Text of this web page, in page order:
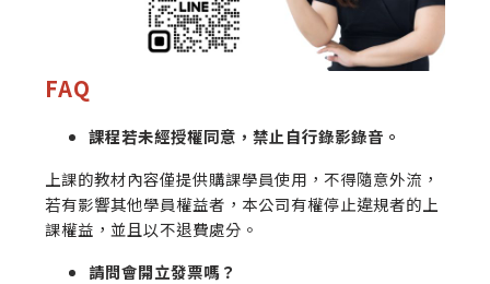
FAQ
課程若未經授權同意，禁止自行錄影錄音。
上課的教材內容僅提供購課學員使用，不得隨意外流，
若有影響其他學員權益者，本公司有權停止違規者的上
課權益，並且以不退費處分。
請問會開立發票嗎？